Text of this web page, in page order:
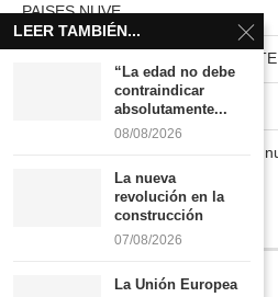
PAISES NUVE
HABITAT RURAL AUTOSUFICIENTE
La población en España marca un
Quiénes somos
LEER TAMBIÉN...
“La edad no debe
contraindicar
absolutamente...
08/08/2026
La nueva
revolución en la
construcción
07/08/2026
La Unión Europea